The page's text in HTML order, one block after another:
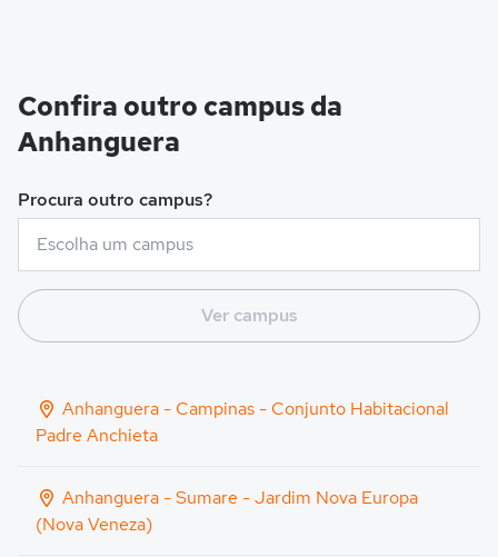
Confira outro campus da
Anhanguera
Procura outro campus?
Ver campus
Anhanguera - Campinas - Conjunto Habitacional
Padre Anchieta
Anhanguera - Sumare - Jardim Nova Europa
(Nova Veneza)